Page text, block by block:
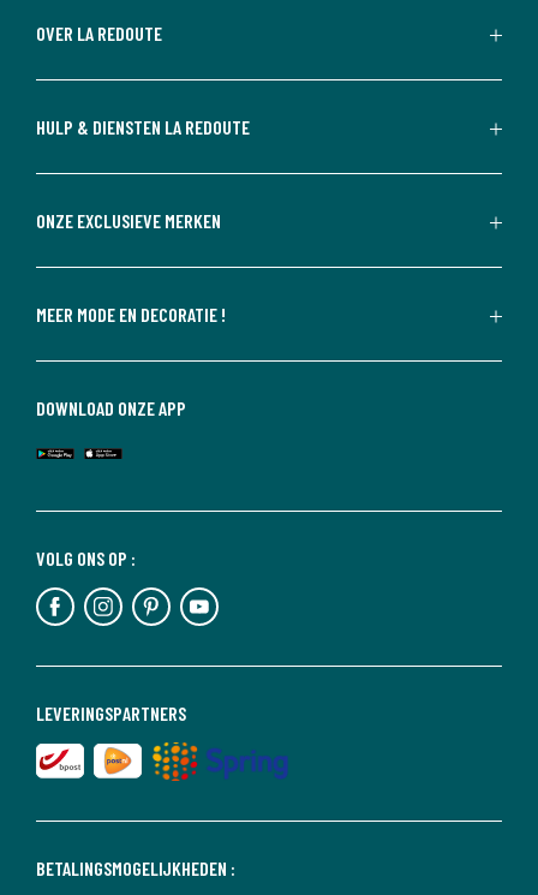
OVER LA REDOUTE
HULP & DIENSTEN LA REDOUTE
ONZE EXCLUSIEVE MERKEN
MEER MODE EN DECORATIE !
BETALINGSMOGELIJKHEDEN :
LEVERINGSPARTNERS
VOLG ONS OP :
DOWNLOAD ONZE APP